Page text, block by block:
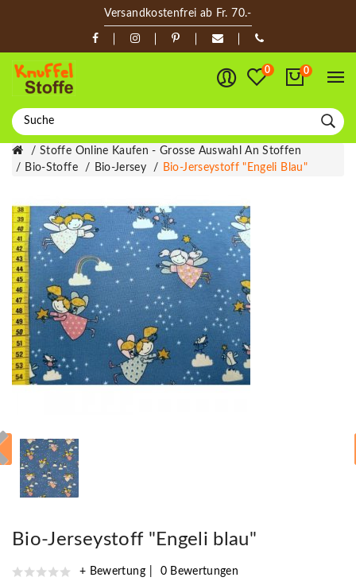
Versandkostenfrei ab Fr. 70.-
0 0
Stoffe Online Kaufen - Grosse Auswahl An Stoffen
Bio-Stoffe
Bio-Jersey Bio-Jerseystoff "Engeli Blau"
Bio-Jerseystoff "Engeli blau"
+ Bewertung 0 Bewertungen